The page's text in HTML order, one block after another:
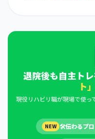
退院後も自主ト
ト」
現役リハビリ職が現場で使っ
NEW 🛠伝わるプ